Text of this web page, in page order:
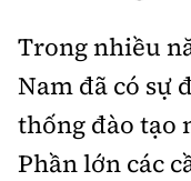
Trong nhiều
Nam đã có sự
thống đào tạo
Phần lớn các